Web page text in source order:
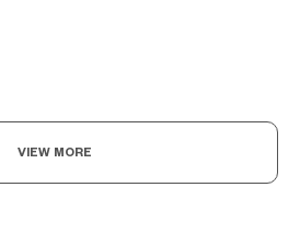
VIEW MORE